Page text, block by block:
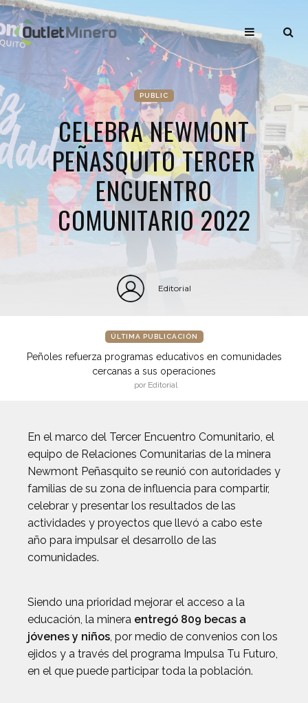
PUBLIC
CELEBRA NEWMONT
PEÑASQUITO TERCER
ENCUENTRO
COMUNITARIO 2022
Editorial
ÚLTIMA PUBLICACIÓN
Peñoles refuerza programas educativos en comunidades
cercanas a sus operaciones
por Editorial
En el marco del Tercer Encuentro Comunitario, el
equipo de Relaciones Comunitarias de la minera
Newmont Peñasquito se reunió con autoridades y
familias de su zona de influencia para compartir,
celebrar y presentar los resultados de las
actividades y proyectos que llevó a cabo este
año para impulsar el desarrollo de las
comunidades.
Siendo una prioridad mejorar el acceso a la
educación, la minera entregó 809 becas a
jóvenes y niños, por medio de convenios con los
ejidos y a través del programa Impulsa Tu Futuro,
en el que puede participar toda la población.